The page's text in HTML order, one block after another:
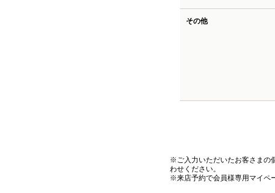
その他
※ご入力いただいたお客さまの
わせください。
※来店予約で会員様専用マイペ